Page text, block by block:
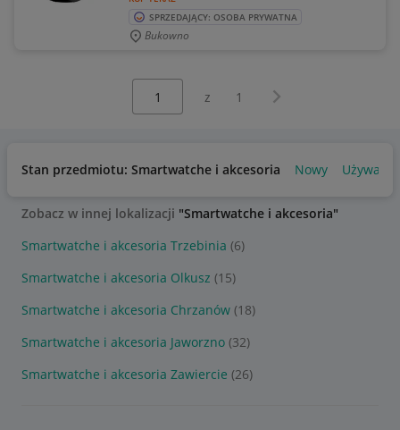
SPRZEDAJĄCY: OSOBA PRYWATNA
Bukowno
z 1 Następna strona
Stan przedmiotu: Smartwatche i akcesoria Nowy Używany
Zobacz w innej lokalizacji "Smartwatche i akcesoria"
Smartwatche i akcesoria Trzebinia (6)
Smartwatche i akcesoria Olkusz (15)
Smartwatche i akcesoria Chrzanów (18)
Smartwatche i akcesoria Jaworzno (32)
Smartwatche i akcesoria Zawiercie (26)